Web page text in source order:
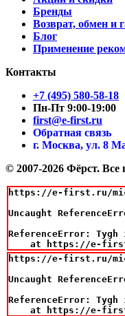
Бренды
Возврат, обмен и
Блог
Применение
Контакты
+7 (495) 580-58-18
Пн-Пт 9:00-19:00
first@e-first.ru
Обратная связь
г. Москва, ул. 8
© 2007-2026 Фёрст.
https://e-first.ru/
Uncaught
ReferenceError:
at https://e-
https://e-first.ru/
Uncaught
ReferenceError:
at https://e-